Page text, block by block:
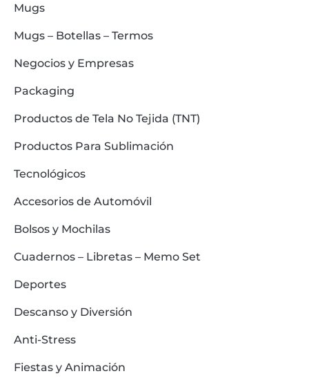
Mugs
Mugs – Botellas – Termos
Negocios y Empresas
Packaging
Productos de Tela No Tejida (TNT)
Productos Para Sublimación
Tecnológicos
Accesorios de Automóvil
Bolsos y Mochilas
Cuadernos – Libretas – Memo Set
Deportes
Descanso y Diversión
Anti-Stress
Fiestas y Animación